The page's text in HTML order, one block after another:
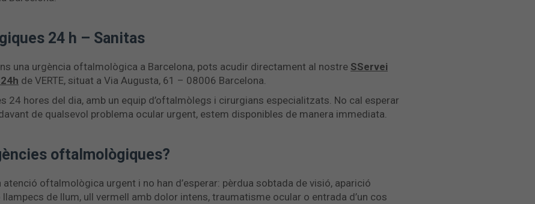
24 h – Sanitas
una urgència oftalmològica a Barcelona, pots acudir directament al nostre SServei
de VERTE, situat a Via Augusta, 61 – 08006 Barcelona.
24 hores del dia, amb un equip d’oftalmòlegs i cirurgians especialitzats. No cal esperar
de qualsevol problema ocular urgent, estem disponibles de manera immediata.
oftalmològiques?
oftalmològica urgent i no han d’esperar: pèrdua sobtada de visió, aparició
de llum, ull vermell amb dolor intens, traumatisme ocular o entrada d’un cos